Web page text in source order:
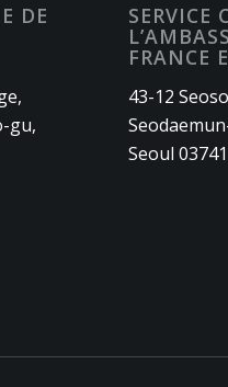
DE
gu,
SERVICE
FRANCE
43-12
Seoul 03741